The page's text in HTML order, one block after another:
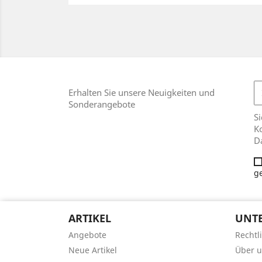
Erhalten Sie unsere Neuigkeiten und
Sonderangebote
ARTIKEL
Angebote
Neue Artikel
Über